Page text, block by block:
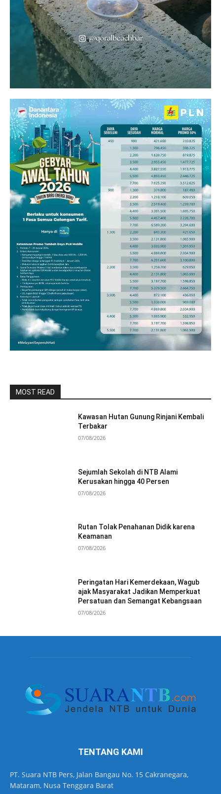
MOST READ
Kawasan Hutan Gunung Rinjani Kembali
Terbakar
07/08/2026
Sejumlah Sekolah di NTB Alami
Kerusakan hingga 40 Persen
07/08/2026
Rutan Tolak Penahanan Didik karena
Keamanan
07/08/2026
Peringatan Hari Kemerdekaan, Wagub
ajak Masyarakat Jadikan Memperkuat
Persatuan dan Semangat Kebangsaan
07/08/2026
TENTANG KAMI
PT. Suara NTB Pers, Jalan Bangau No. 15 Cakranegara,
Mataram, Nusa Tenggara Barat